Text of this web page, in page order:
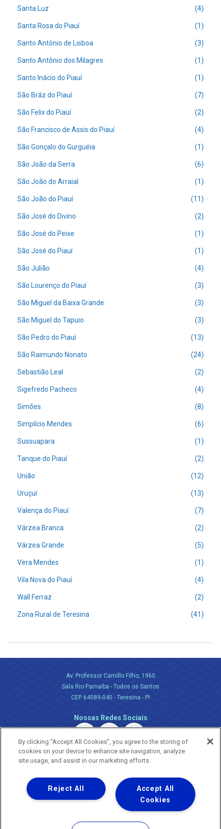
Santa Luz (4)
Santa Rosa do Piauí (1)
Santo Antônio de Lisboa (3)
Santo Antônio dos Milagres (1)
Santo Inácio do Piauí (1)
São Bráz do Piauí (7)
São Felix do Piauí (2)
São Francisco de Assis do Piauí (4)
São Gonçalo do Gurguéia (1)
São João da Serra (6)
São João do Arraial (1)
São João do Piauí (11)
São José do Divino (2)
São José do Peixe (1)
São José do Piauí (1)
São Julião (4)
São Lourenço do Piauí (3)
São Miguel da Baixa Grande (3)
São Miguel do Tapuio (3)
São Pedro do Piauí (13)
São Raimundo Nonato (24)
Sebastião Leal (2)
Sigefredo Pacheco (4)
Simões (8)
Simplício Mendes (6)
Sussuapara (1)
Tanque do Piauí (2)
União (12)
Uruçuí (13)
Valença do Piauí (7)
Várzea Branca (2)
Várzea Grande (5)
Vera Mendes (1)
Vila Nova do Piauí (4)
Wall Ferraz (2)
Zona Rural de Teresina (41)
Av. Professor Camillo Filho, 1960
Sala Rio Parnaiba - Todos os Santos
CEP 64089-040 - Teresina - PI
Nossas Redes Sociais
Uma empresa
Copyright ® 2026 - Todos os Direitos Reservados.
Nossa natureza movimenta a vida
By clicking “Accept All Cookies”, you agree to the storing of
cookies on your device to enhance site navigation, analyze
site usage, and assist in our marketing efforts.
Accept All
Cookies
Reject All